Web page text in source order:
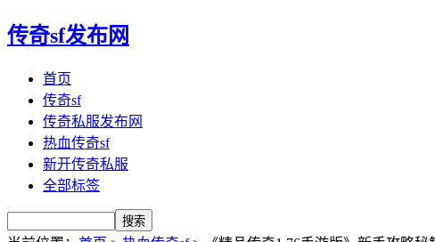
传奇sf发布网
首页
传奇sf
传奇私服发布网
热血传奇sf
新开传奇私服
全部标签